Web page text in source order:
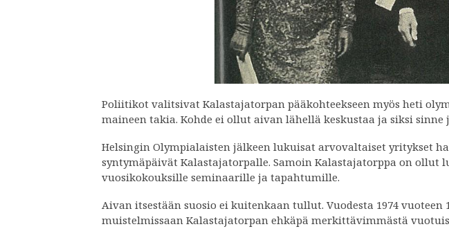
Poliitikot valitsivat Kalastajatorpan pääkohteekseen myös heti
maineen takia. Kohde ei ollut aivan lähellä keskustaa ja siksi
Helsingin Olympialaisten jälkeen lukuisat arvovaltaiset yritykset
syntymäpäivät Kalastajatorpalle. Samoin Kalastajatorppa on
vuosikokouksille seminaarille ja tapahtumille.
Aivan itsestään suosio ei kuitenkaan tullut. Vuodesta 1974
muistelmissaan Kalastajatorpan ehkäpä merkittävimmästä